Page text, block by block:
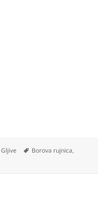
Kategorije
Gljive Oznake
Borova rujnica,